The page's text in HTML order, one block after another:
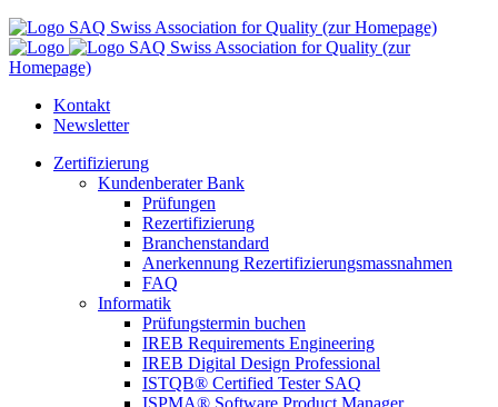
SAQ Swiss Association for Quality (zur Homepage)
SAQ Swiss Association for Quality (zur
Homepage)
Kontakt
Newsletter
Zertifizierung
Kundenberater Bank
Prüfungen
Rezertifizierung
Branchenstandard
Anerkennung Rezertifizierungsmassnahmen
FAQ
Informatik
Prüfungstermin buchen
IREB Requirements Engineering
IREB Digital Design Professional
ISTQB® Certified Tester SAQ
ISPMA® Software Product Manager